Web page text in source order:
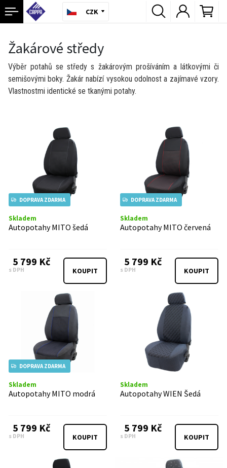
CZK
Žakárové středy
Výběr potahů se středy s žakárovým prošíváním a látkovými či
semišovými boky. Žakár nabízí vysokou odolnost a zajímavé vzory.
Vlastnostmi identické se tkanými potahy.
DOPRAVA ZDARMA
Skladem
Autopotahy MITO šedá
5 799 Kč
s DPH KOUPIT
DOPRAVA ZDARMA
Skladem
Autopotahy MITO červená
5 799 Kč
s DPH KOUPIT
DOPRAVA ZDARMA
Skladem
Autopotahy MITO modrá
5 799 Kč
s DPH KOUPIT
Skladem
Autopotahy WIEN Šedá
5 799 Kč
s DPH KOUPIT